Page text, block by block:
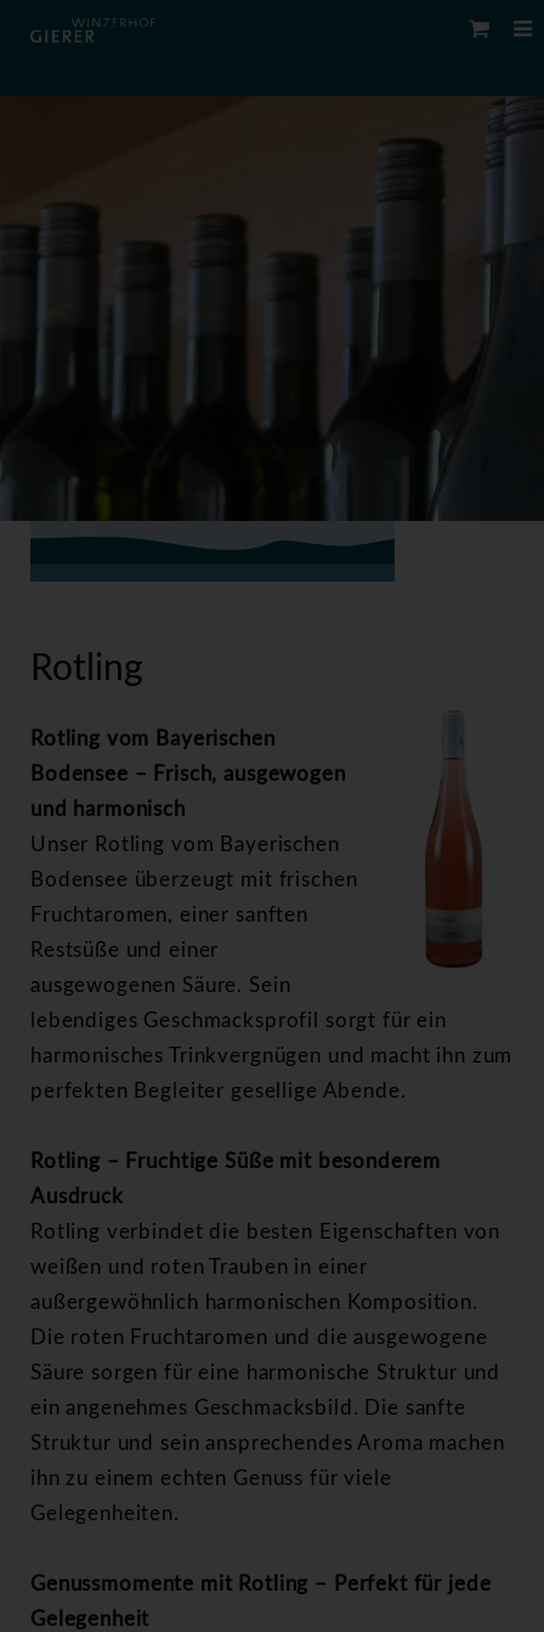
Rotling
Rotling vom Bayerischen
Bodensee – Frisch, ausgewogen
und harmonisch
Unser Rotling vom Bayerischen
Bodensee überzeugt mit frischen
Fruchtaromen, einer sanften
Restsüße und einer
ausgewogenen Säure. Sein
lebendiges Geschmacksprofil sorgt für ein
harmonisches Trinkvergnügen und macht ihn zum
perfekten Begleiter gesellige Abende.
Rotling – Fruchtige Süße mit besonderem
Ausdruck
Rotling verbindet die besten Eigenschaften von
weißen und roten Trauben in einer
außergewöhnlich harmonischen Komposition.
Die roten Fruchtaromen und die ausgewogene
Säure sorgen für eine harmonische Struktur und
ein angenehmes Geschmacksbild. Die sanfte
Struktur und sein ansprechendes Aroma machen
ihn zu einem echten Genuss für viele
Gelegenheiten.
Genussmomente mit Rotling – Perfekt für jede
Gelegenheit